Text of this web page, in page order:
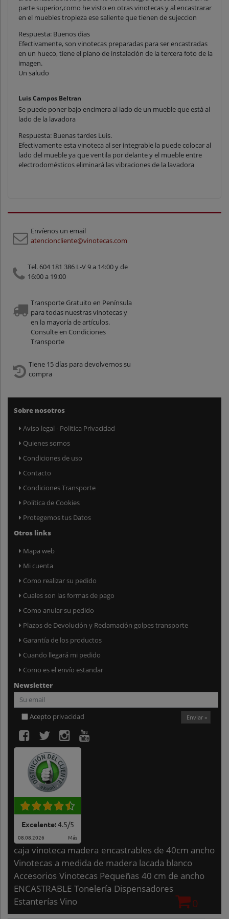
parte superior,como he visto en otras vinotecas y al encastrarar
en el muebles tropieza ese saliente que tienen de sujeccion
Respuesta: Buenos dias
Efectivamente, son vinotecas preparadas para ser encastradas
en un hueco, tiene el plano de instalación de la tercera foto de la
imagen.
Un saludo
Luis Campos Beltran
Se puede poner bajo encimera al lado de un mueble que está al
lado de la lavadora
Respuesta: Buenas tardes Luis.
Efectivamente esta vinoteca al ser integrable la puede colocar al
lado del mueble ya que ventila por delante y el mueble entre
electrodomésticos eliminará las vibraciones de la lavadora
Envíenos un email
atencioncliente@vinotecas.com
Tel. 604 181 386 L-V 9 a 14:00 y de
16:00 a 19:00
Transporte Gratuito en Península
para todas nuestras vinotecas y
en la mayoría de artículos.
Consulte en Condiciones
Transporte
Tiene 15 días para devolvernos su
compra
Sobre nosotros
Aviso legal - Politica Privacidad
Quienes somos
Condiciones de uso
Contacto
Condiciones Transporte
Política de Cookies
Protegemos tus Datos
Otros links
Mapa web
Mi cuenta
Como realizar su pedido
Cuales son las formas de pago
Como anular su pedido
Plazos de Devolución y Reclamación golpes transporte
Garantía de los productos
Cuando llegará mi pedido
Como es el envío estandar
Newsletter
Acepto privacidad Enviar »
Excelente:4.5/5
08.08.2026 Más
caja vinoteca madera encastrables de 40cm ancho
Vinotecas a medida de madera lacada blanco
Accesorios Vinotecas Pequeñas 40 cm de ancho
ENCASTRABLE Tonelería Dispensadores
Estanterías Vino
0